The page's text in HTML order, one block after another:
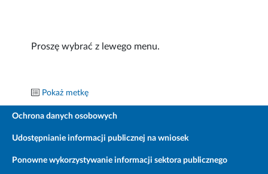
Proszę wybrać z lewego menu.
Pokaż metkę
Ochrona danych osobowych
Udostępnianie informacji publicznej na wniosek
Ponowne wykorzystywanie informacji sektora publicznego